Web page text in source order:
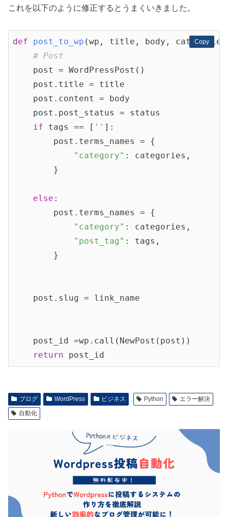
これを以下のように修正するとうまくいきました。
Copy
Copy
def post_to_wp (wp, title, body,
# Post
    post = WordPressPost()
    post.title = title
    post.content = body
    post.post_status = status
if tags == [ '' ]:
        post.terms_names = {
"category" : categories,
        }
else :
        post.terms_names = {
"category" : categories,
"post_tag" : tags,
        }
    post.slug = link_name
    post_id =wp.call(NewPost(post))
return
ブログ WordPress ビジネス Python
エラー解決
自動化